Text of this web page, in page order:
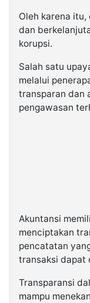
Oleh karena
dan
korupsi.
Salah satu
melalui
transparan dan
pengawasan
Akuntansi
menciptakan
pencatatan
transaksi dapat
Transparansi
mampu